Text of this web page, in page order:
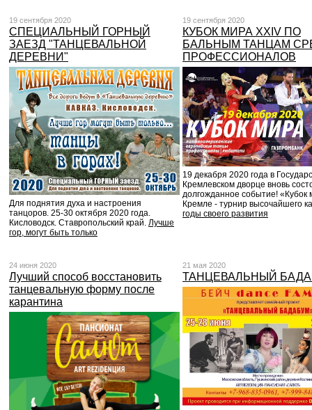
19 сентября 2020
СПЕЦИАЛЬНЫЙ ГОРНЫЙ
ЗАЕЗД "ТАНЦЕВАЛЬНОЙ
ДЕРЕВНИ"
Для поднятия духа и настроения
танцоров. 25-30 октября 2020 года.
Кисловодск. Ставропольский край. Лучше
гор, могут быть только
19 сентября 2020
КУБОК МИРА XXIV ПО
БАЛЬНЫМ ТАНЦАМ
ПРОФЕССИОНАЛОВ
19 декабря 2020 года в
Кремлевском дворце вновь
долгожданное событие! «Кубок
Кремле - турнир высочайшего
годы своего развития
24 июня 2020
Лучший способ восстановить
танцевальную форму после
карантина
21 мая 2020
ТАНЦЕВАЛЬНЫЙ